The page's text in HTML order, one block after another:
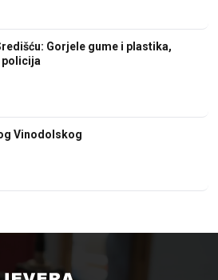
Gorjele gume i plastika,
Vinodolskog